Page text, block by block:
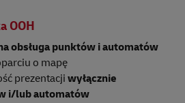
OOH
obsługa punktów i automatów
o mapę
prezentacji wyłącznie
i/lub automatów